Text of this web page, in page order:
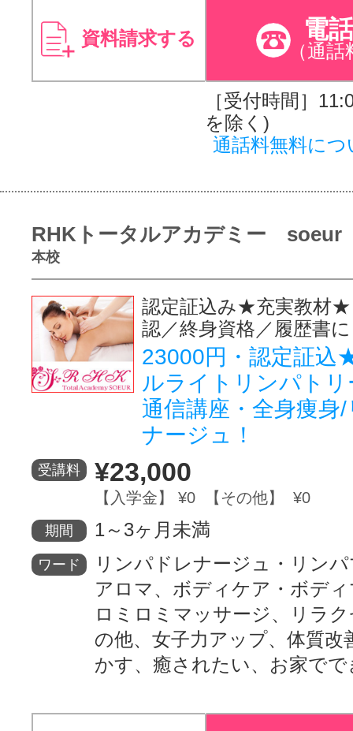
資料請求する 電
（通話
［受付時間］
を除く)
通話料無料につ
RHKトータルアカデミー soeur
本校
認定証込み★充実教材★
認／終身資格／履歴書
23000円・認定証込
ルライトリンパト
通信講座・全身痩身
ナージュ！
受講料 ¥23,000
【入学金】 ¥0 【その他】 ¥0
期間 1～3ヶ月未満
ワード
リンパドレナージュ・リン
アロマ、ボディケア・ボデ
ロミロミマッサージ、リラ
の他、女子力アップ、体質改
かす、癒されたい、お家でで